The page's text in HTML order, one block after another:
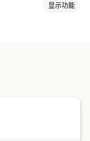
显示功能